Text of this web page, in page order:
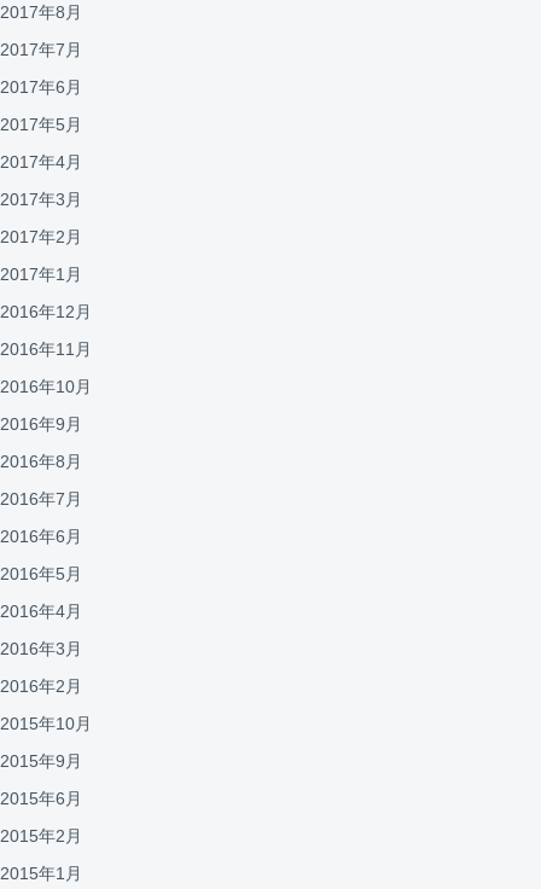
2017年8月
2017年7月
2017年6月
2017年5月
2017年4月
2017年3月
2017年2月
2017年1月
2016年12月
2016年11月
2016年10月
2016年9月
2016年8月
2016年7月
2016年6月
2016年5月
2016年4月
2016年3月
2016年2月
2015年10月
2015年9月
2015年6月
2015年2月
2015年1月